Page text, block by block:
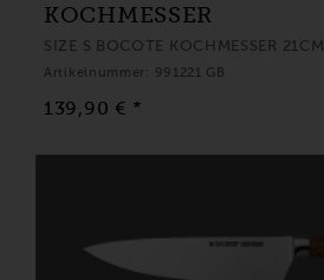
KOCHMESSER
SIZE S BOCOTE KOCHMESSER 21CM
Artikelnummer: 991221 GB
139,90 € *